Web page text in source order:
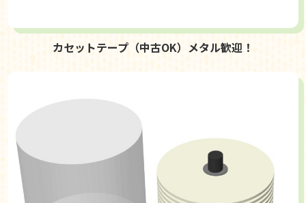
カセットテープ（中古OK）メタル歓迎！